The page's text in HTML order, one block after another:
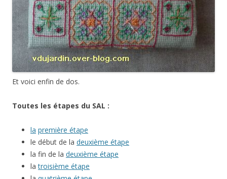
Et voici enfin de dos.
Toutes les étapes du SAL :
la première étape
le début de la deuxième étape
la fin de la deuxième étape
latroisième étape